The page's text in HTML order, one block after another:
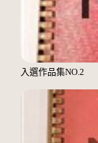
入選作品集NO.2